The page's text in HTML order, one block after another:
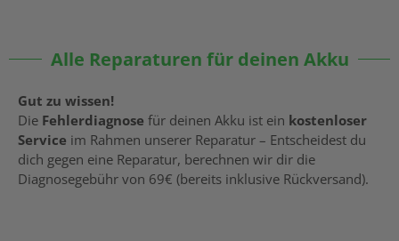
Alle Reparaturen für deinen Akku
Gut zu wissen!
Die Fehlerdiagnose für deinen Akku ist ein kostenloser
Service im Rahmen unserer Reparatur – Entscheidest du
dich gegen eine Reparatur, berechnen wir dir die
Diagnosegebühr von 69€ (bereits inklusive Rückversand).